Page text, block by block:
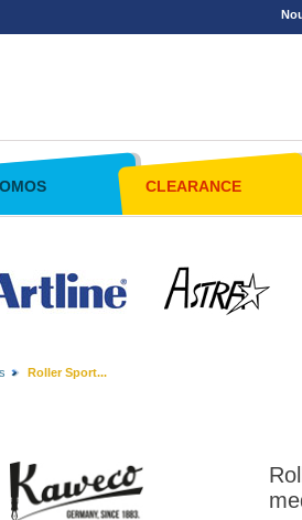
CLEARANCE
Roller Sport...